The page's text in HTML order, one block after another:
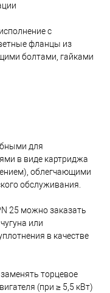
с
фланцы из
болтами, гайками
для
в виде картриджа
облегчающими
обслуживания.
25 можно заказать
или
в качестве
торцевое
(при ≥ 5,5 кВт)